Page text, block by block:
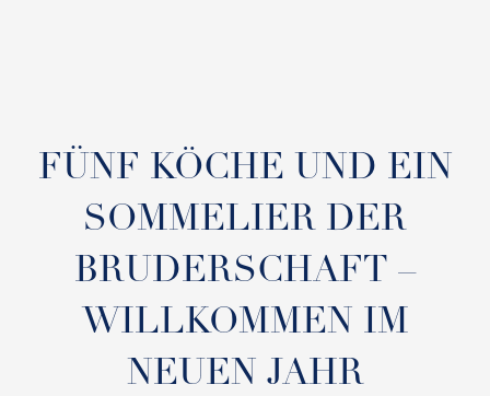
FÜNF KÖCHE UND EIN
SOMMELIER DER
BRUDERSCHAFT –
WILLKOMMEN IM
NEUEN JAHR